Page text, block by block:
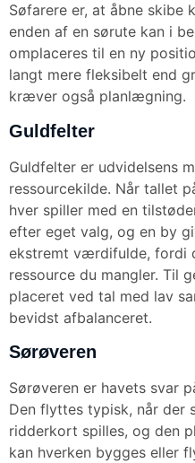
Søfarere er, at åbne skibe
enden af en sørute kan i
omplaceres til en ny
langt mere fleksibelt end
kræver også planlægning.
Guldfelter
Guldfelter er udvidelsens
ressourcekilde. Når tallet
hver spiller med en
efter eget valg, og en by
ekstremt værdifulde, fordi
ressource du mangler. Til
placeret ved tal med lav
bevidst afbalanceret.
Sørøveren
Sørøveren er havets svar
Den flyttes typisk, når der
ridderkort spilles, og den
kan hverken bygges eller